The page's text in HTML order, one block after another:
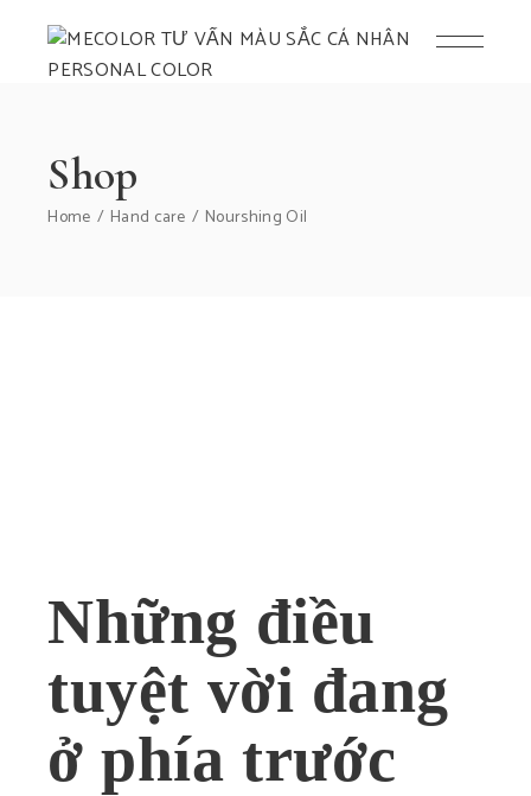
Shop
Home Hand care Nourshing Oil
Những điều
tuyệt vời đang
ở phía trước